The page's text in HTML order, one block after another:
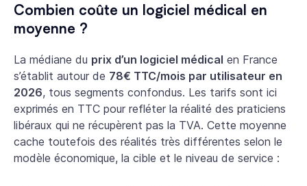
Combien coûte un logiciel médical en
moyenne ?
La médiane du prix d’un logiciel médical en France
s’établit autour de 78€ TTC/mois par utilisateur en
2026, tous segments confondus. Les tarifs sont ici
exprimés en TTC pour refléter la réalité des praticiens
libéraux qui ne récupèrent pas la TVA. Cette moyenne
cache toutefois des réalités très différentes selon le
modèle économique, la cible et le niveau de service :